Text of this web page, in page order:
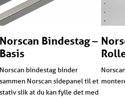
60cm, eller trådkurvstativ på
Bredde 72,6: Passer tilkurver i
80cm, eller trådkurvstativ på
Norscan Bindestag –
Basis
Norscan bindestag binder
sammen Norscan sidepanel til et
stativ slik at du kan fylle det med